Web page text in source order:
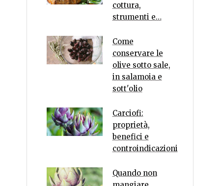
cottura,
strumenti e…
Come
conservare le
olive sotto sale,
in salamoia e
sott'olio
Carciofi:
proprietà,
benefici e
controindicazioni
Quando non